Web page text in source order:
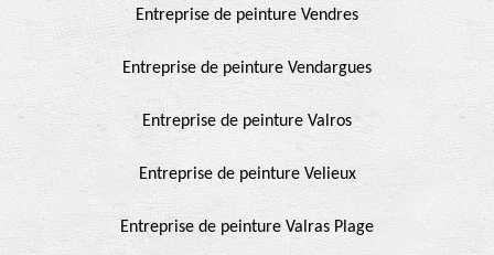
Entreprise de peinture Vendres
Entreprise de peinture Vendargues
Entreprise de peinture Valros
Entreprise de peinture Velieux
Entreprise de peinture Valras Plage